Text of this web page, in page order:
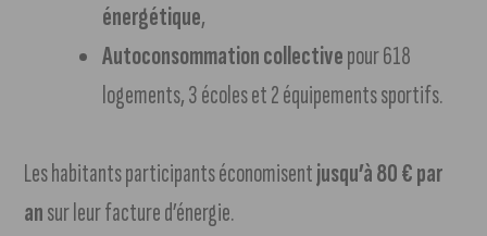
énergétique,
Autoconsommation collectivepour 618
logements, 3 écoles et 2 équipements sportifs.
Les habitants participants économisentjusqu’à 80 € par
ansur leur facture d’énergie.